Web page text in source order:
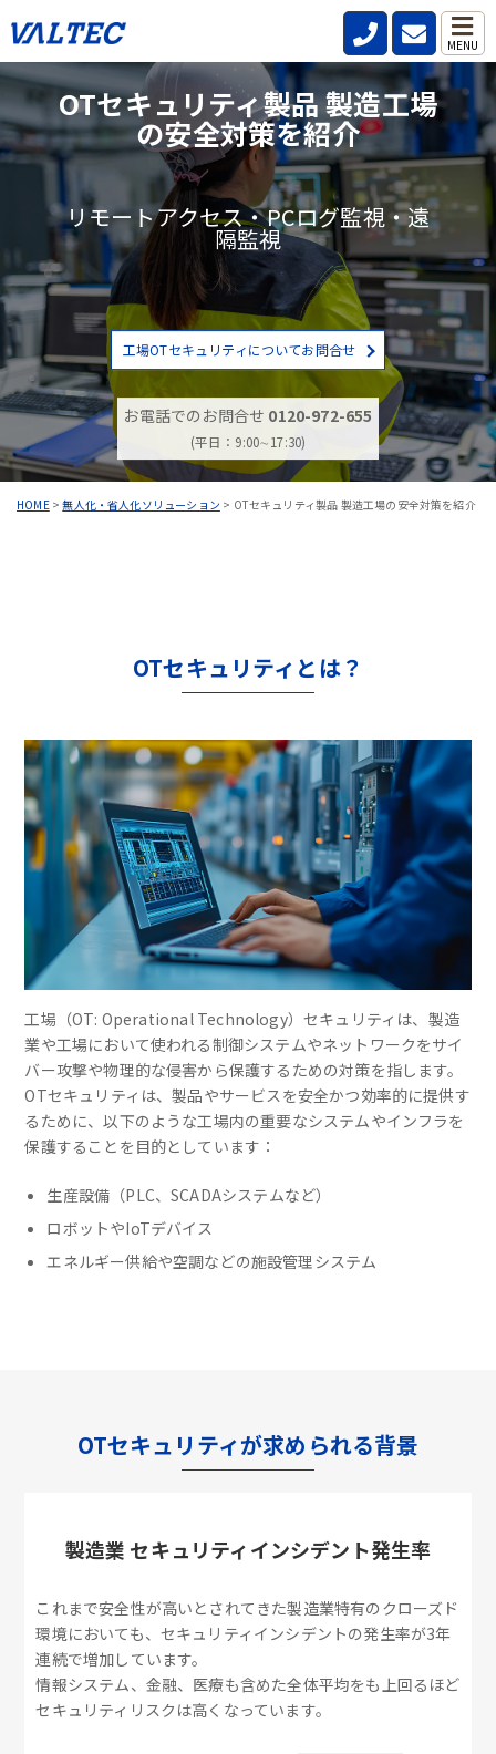
MENU
HOME>無人化・省人化ソリューション > OTセキュリティ製品 製造工場の安全対策を紹介
OTセキュリティ製品 製造工場
の安全対策を紹介
リモートアクセス・PCログ監視・遠
隔監視
工場OTセキュリティについてお問合せ
お電話でのお問合せ 0120-972-655
(平日：9:00∼17:30)
OTセキュリティとは？
工場（OT: Operational Technology）セキュリティは、製造
業や工場において使われる制御システムやネットワークをサイ
バー攻撃や物理的な侵害から保護するための対策を指します。
OTセキュリティは、製品やサービスを安全かつ効率的に提供す
るために、以下のような工場内の重要なシステムやインフラを
保護することを目的としています：
生産設備（PLC、SCADAシステムなど）
ロボットやIoTデバイス
エネルギー供給や空調などの施設管理システム
OTセキュリティが求められる背景
製造業 セキュリティインシデント発生率
これまで安全性が高いとされてきた製造業特有のクローズド
環境においても、セキュリティインシデントの発生率が3年
連続で増加しています。
情報システム、金融、医療も含めた全体平均をも上回るほど
セキュリティリスクは高くなっています。